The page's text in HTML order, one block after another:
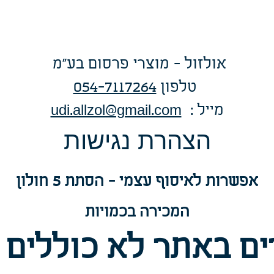
אולזול - מוצרי פרסום בע"מ
טלפון054-7117264
udi.allzol@gmail.com
: מייל
הצהרת נגישות
אפשרות לאיסוף עצמי - הסתת 5 חולון
המכירה בכמויות
באתר לא